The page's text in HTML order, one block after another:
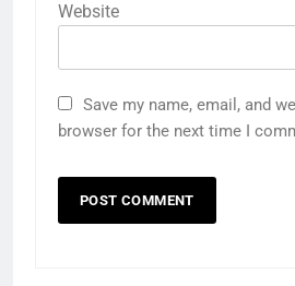
Website
Save my name, email, and
browser for the next time I